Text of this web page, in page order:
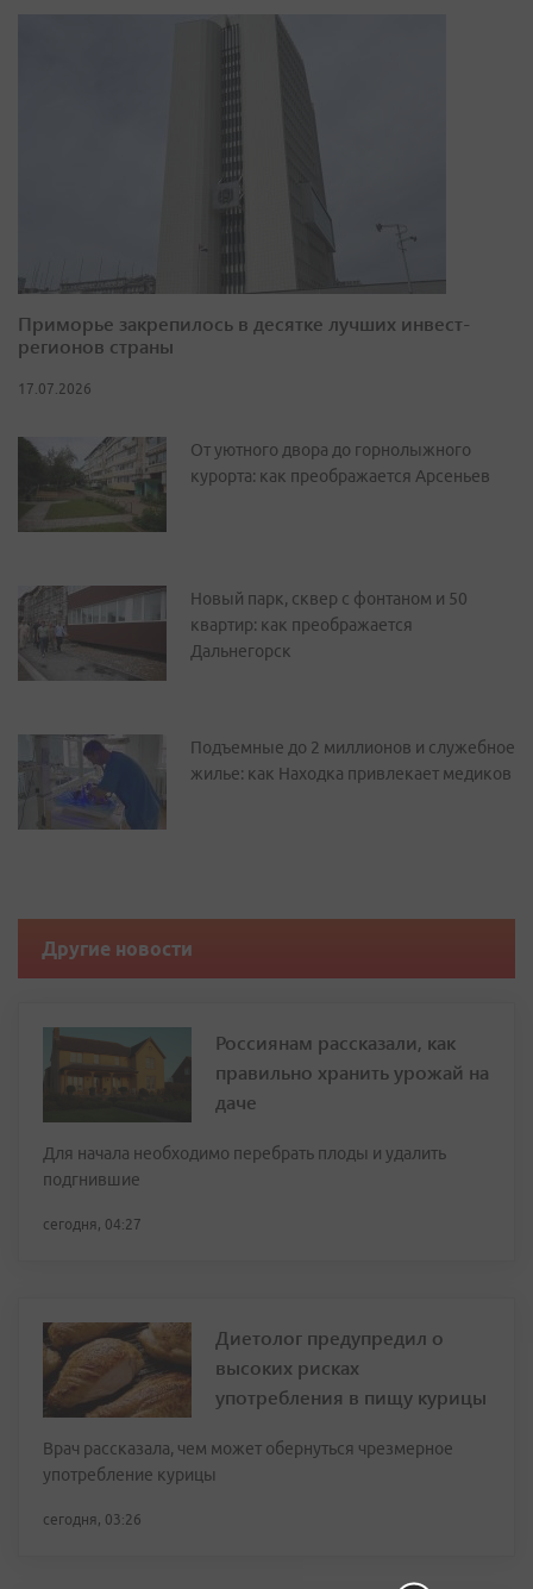
Приморье закрепилось в десятке лучших инвест-
регионов страны
17.07.2026
От уютного двора до горнолыжного
курорта: как преображается Арсеньев
Новый парк, сквер с фонтаном и 50
квартир: как преображается
Дальнегорск
Подъемные до 2 миллионов и служебное
жилье: как Находка привлекает медиков
Другие новости
Россиянам рассказали, как
правильно хранить урожай на
даче
Для начала необходимо перебрать плоды и удалить
подгнившие
сегодня, 04:27
Диетолог предупредил о
высоких рисках
употребления в пищу курицы
Врач рассказала, чем может обернуться чрезмерное
употребление курицы
сегодня, 03:26